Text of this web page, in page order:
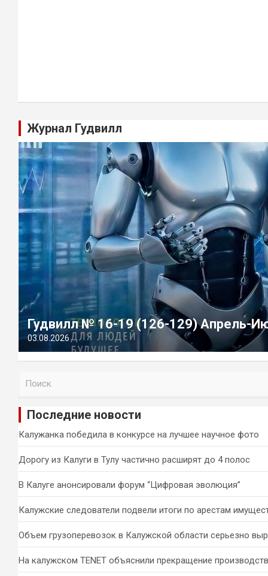
Журнал Гудвилл
Гудвилл № 16-19 (126-129) Апрель-
03.08.2026
и
Последние новости
Калужанка победила в конкурсе на лучшее научное фото
Дорогу из Калуги в Тулу частично расширят до 4 полос
В Калуге анонсировали форум “Цифровая эволюция”
Калужские следователи подвели итоги по арестам
Объем грузоперевозок в Калужской области серьезно
На калужском TENET объяснили прекращение